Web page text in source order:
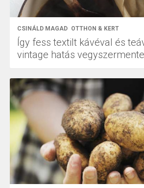
CSINÁLD MAGAD OTTHON & KERT
Így fess textilt kávéval és
vintage hatás